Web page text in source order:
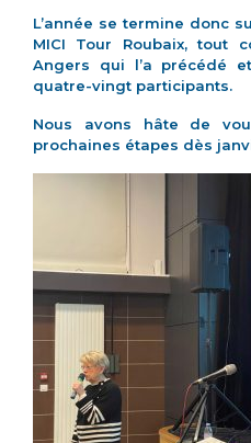
L’année se termine donc
MICI Tour Roubaix, tout
Angers qui l’a précédé
quatre-vingt participants.
Nous avons hâte de
prochaines étapes dès